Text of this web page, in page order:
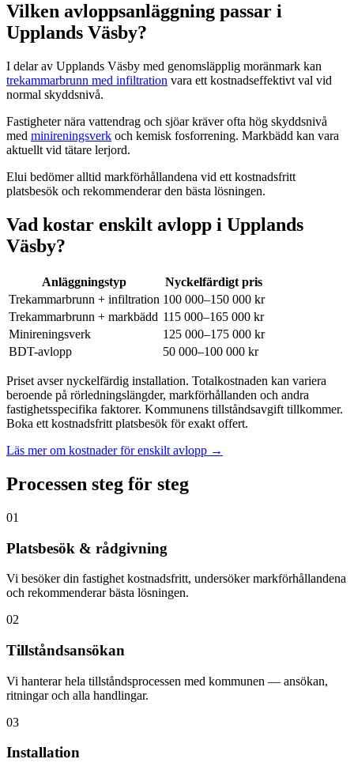
Vilken avloppsanläggning passar i
Upplands Väsby?
I delar av Upplands Väsby med genomsläpplig moränmark kan
trekammarbrunn med infiltration vara ett kostnadseffektivt val vid
normal skyddsnivå.
Fastigheter nära vattendrag och sjöar kräver ofta hög skyddsnivå
med minireningsverk och kemisk fosforrening. Markbädd kan vara
aktuellt vid tätare lerjord.
Elui bedömer alltid markförhållandena vid ett kostnadsfritt
platsbesök och rekommenderar den bästa lösningen.
Vad kostar enskilt avlopp i Upplands
Väsby?
Anläggningstyp
Nyckelfärdigt pris
Trekammarbrunn + infiltration 100 000–150 000 kr
Trekammarbrunn + markbädd 115 000–165 000 kr
Minireningsverk
125 000–175 000 kr
BDT-avlopp
50 000–100 000 kr
Priset avser nyckelfärdig installation. Totalkostnaden kan variera
beroende på rörledningslängder, markförhållanden och andra
fastighetsspecifika faktorer. Kommunens tillståndsavgift tillkommer.
Boka ett kostnadsfritt platsbesök för exakt offert.
Läs mer om kostnader för enskilt avlopp →
Processen steg för steg
01
Platsbesök & rådgivning
Vi besöker din fastighet kostnadsfritt, undersöker markförhållandena
och rekommenderar bästa lösningen.
02
Tillståndsansökan
Vi hanterar hela tillståndsprocessen med kommunen — ansökan,
ritningar och alla handlingar.
03
Installation